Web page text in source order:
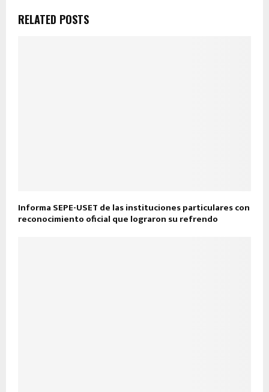
RELATED POSTS
Informa SEPE-USET de las instituciones particulares con
reconocimiento oficial que lograron su refrendo